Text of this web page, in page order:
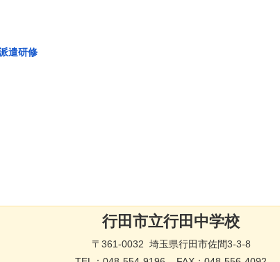
遣研修
行田市立行田中学校
〒361-0032 埼玉県行田市佐間3-3-8